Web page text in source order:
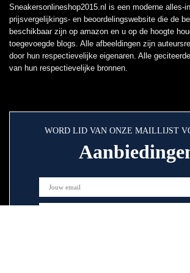
Sneakersonlineshop2015.nl is een moderne alles-
prijsvergelijkings- en beoordelingswebsite die de
beschikbaar zijn op amazon en u op de hoogte
toegevoegde blogs. Alle afbeeldingen zijn
door hun respectievelijke eigenaren. Alle
van hun respectievelijke bronnen.
WORD LID VAN ONZE MAILLIJST